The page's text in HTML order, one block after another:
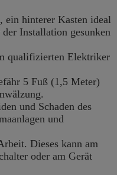
ein hinterer Kasten ideal
Installation gesunken
qualifizierten Elektriker
5 Fuß (1,5 Meter)
und Schaden des
und
Dieses kann am
oder am Gerät